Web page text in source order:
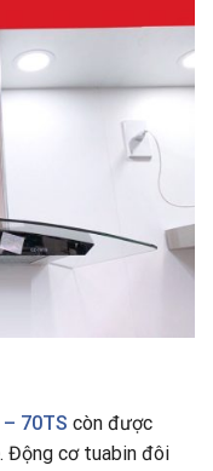
70TS còn được
Động cơ tuabin đôi